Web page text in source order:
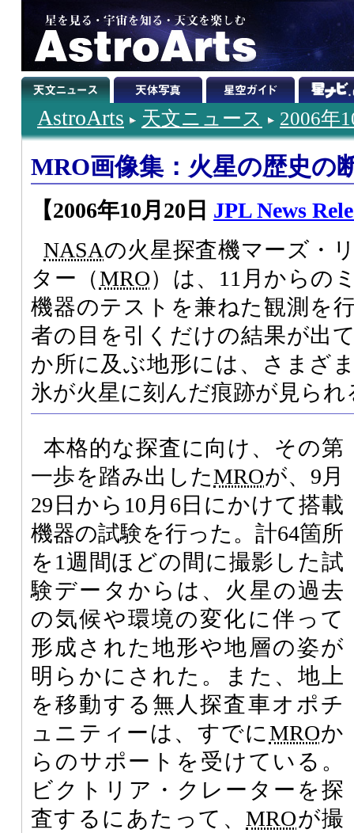
AstroArts 天文ニュース 2006年
MRO画像集：火星の歴史の
【2006年10月20日 JPL News
NASAの火星探査機マーズ・
ター（MRO）は、11月からの
機器のテストを兼ねた観測を
者の目を引くだけの結果が出
か所に及ぶ地形には、さまざ
氷が火星に刻んだ痕跡が見られ
本格的な探査に向け、その第
一歩を踏み出したMROが、9月
29日から10月6日にかけて搭載
機器の試験を行った。計64箇所
を1週間ほどの間に撮影した試
験データからは、火星の過去
の気候や環境の変化に伴って
形成された地形や地層の姿が
明らかにされた。また、地上
を移動する無人探査車オポチ
ュニティーは、すでにMROか
らのサポートを受けている。
ビクトリア・クレーターを探
査するにあたって、MROが撮